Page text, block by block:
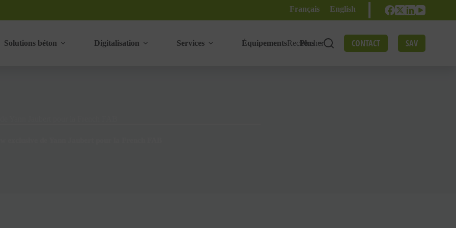
Français English
Solutions béton Digitalisation Services Équipements Plus
Rechercher CONTACT SAV